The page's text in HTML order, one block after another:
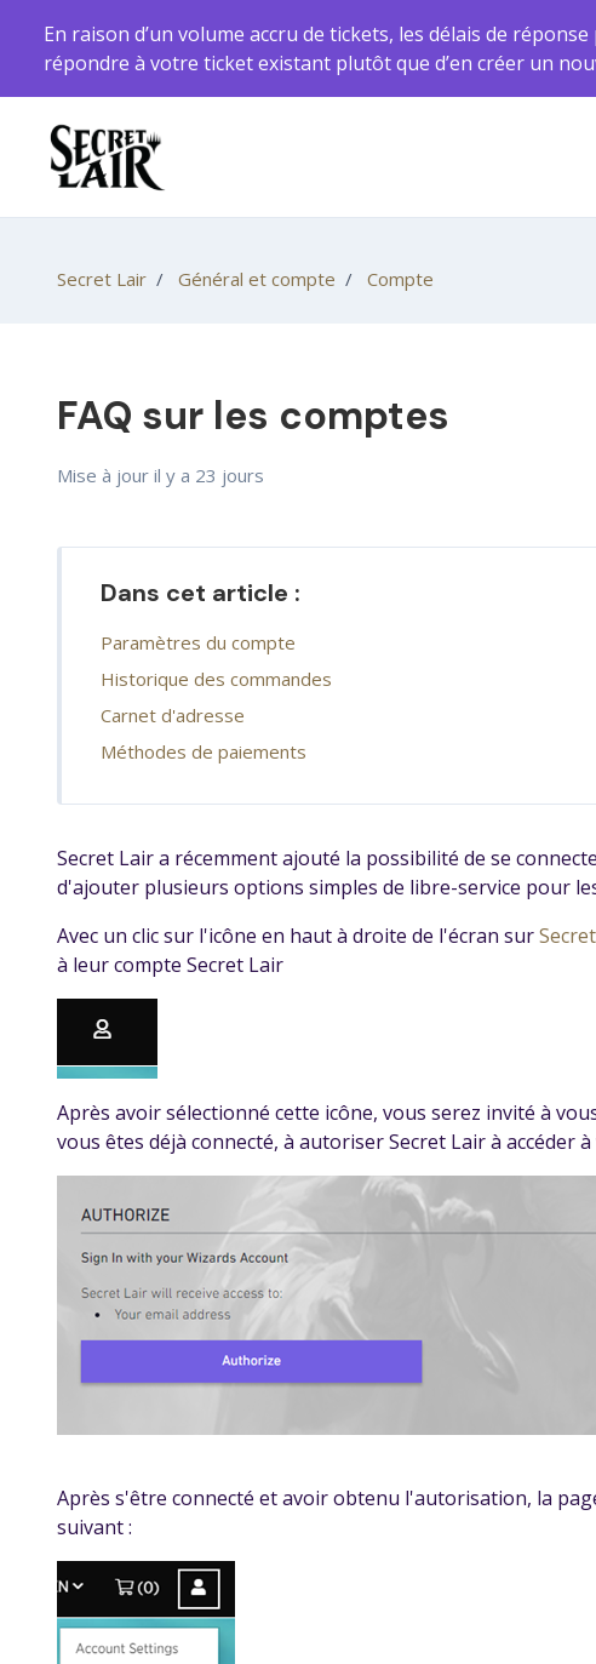
En raison d’un volume accru de tickets, les délais de
répondre à votre ticket existant plutôt que d’en créer un
Secret Lair Général et compte Compte
FAQ sur les comptes
Mise à jour il y a 23 jours
Dans cet article :
Paramètres du compte
Historique des commandes
Carnet d'adresse
Méthodes de paiements
Secret Lair a récemment ajouté la possibilité de se
d'ajouter plusieurs options simples de libre-service pour
Avec un clic sur l'icône en haut à droite de l'écran sur
à leur compte Secret Lair
Après avoir sélectionné cette icône, vous serez invité à
vous êtes déjà connecté, à autoriser Secret Lair à accéder
Après s'être connecté et avoir obtenu l'autorisation, la
suivant :